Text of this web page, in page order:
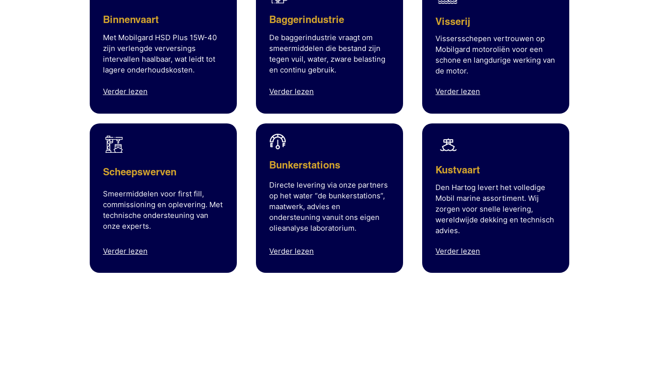
Binnenvaart
Met Mobilgard HSD Plus 15W-40
zijn verlengde verversings
intervallen haalbaar, wat leidt tot
lagere onderhoudskosten.
Verder lezen
Baggerindustrie
De baggerindustrie vraagt om
smeermiddelen die bestand zijn
tegen vuil, water, zware belasting
en continu gebruik.
Verder lezen
Visserij
Vissersschepen vertrouwen op
Mobilgard motoroliën voor een
schone en langdurige werking van
de motor.
Verder lezen
Scheepswerven
Smeermiddelen voor first fill,
commissioning en oplevering. Met
technische ondersteuning van
onze experts.
Verder lezen
Bunkerstations
Directe levering via onze partners
op het water “de bunkerstations”,
maatwerk, advies en
ondersteuning vanuit ons eigen
olieanalyse laboratorium.
Verder lezen
Kustvaart
Den Hartog levert het volledige
Mobil marine assortiment. Wij
zorgen voor snelle levering,
wereldwijde dekking en technisch
advies.
Verder lezen